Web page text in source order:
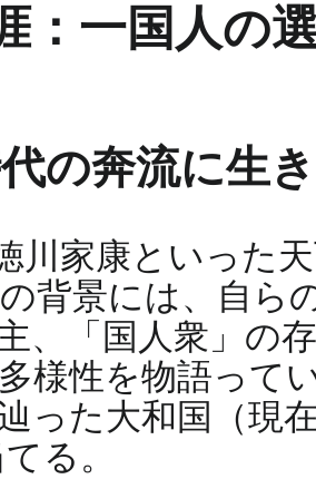
：一国人の
の奔流に生
川家康といった
背景には、自ら
、「国人衆」の
様性を物語って
った大和国（現
る。